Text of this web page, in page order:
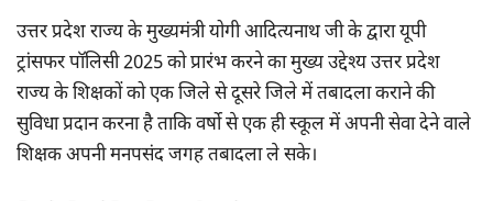
उत्तर प्रदेश राज्य के मुख्यमंत्री योगी आदित्यनाथ जी के द्वारा यूपी
ट्रांसफर पॉलिसी 2025 को प्रारंभ करने का मुख्य उद्देश्य उत्तर प्रदेश
राज्य के शिक्षकों को एक जिले से दूसरे जिले में तबादला कराने की
सुविधा प्रदान करना है ताकि वर्षो से एक ही स्कूल में अपनी सेवा देने वाले
शिक्षक अपनी मनपसंद जगह तबादला ले सके।